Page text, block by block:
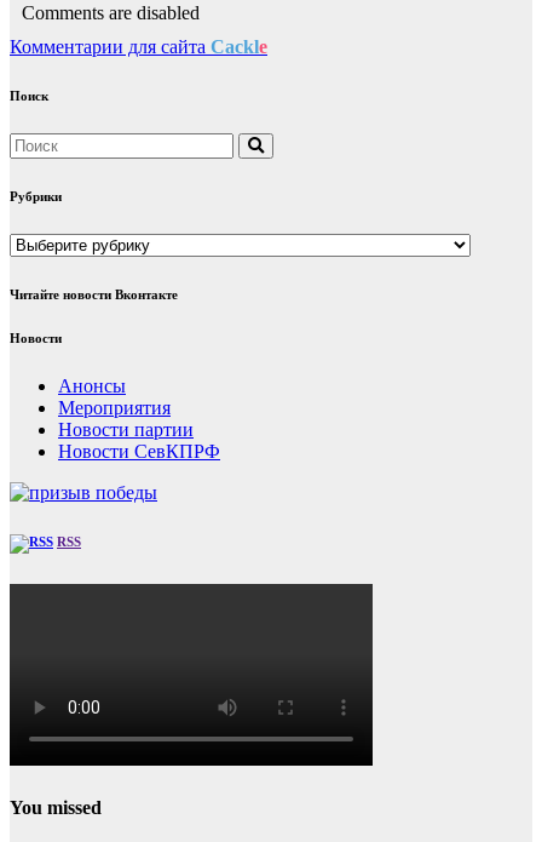
Comments are disabled
Комментарии для сайта Cackle
Поиск
Рубрики
Рубрики
Читайте новости Вконтакте
Новости
Анонсы
Мероприятия
Новости партии
Новости СевКПРФ
RSS
You missed